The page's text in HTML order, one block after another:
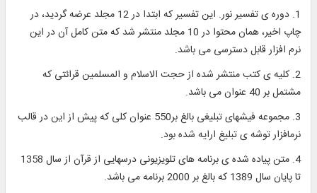
1. دوره‏ ى تفسير نور. اين تفسير كه ابتدا در 12 مجلد عرضه گرديد، در
چاپ اخير، همان محتوا در 10 مجلد منتشر شد كه متن كامل آن در اين
نرم افزار قابل دسترسى مى ‏باشد.
2. كليه ‏ى كتب منتشر شده از حجت ‏الاسلام و المسلمين قرائتى كه
مشتمل بر 40 عنوان مى ‏باشد.
3. مجموعه فيش‏هاى تبليغى بالغ بر550 عنوان كلى كه پيش از اين در قالب
نرم‏افزار توشه‏ ى تبليغ ارايه شده بود.
4. متن پياده شده ‏ى برنامه ‏هاى تلويزيونى درسهايى از قرآن از سال 1358
تا پايان سال 1389 كه بالغ بر 2000 برنامه مى‏ باشد.